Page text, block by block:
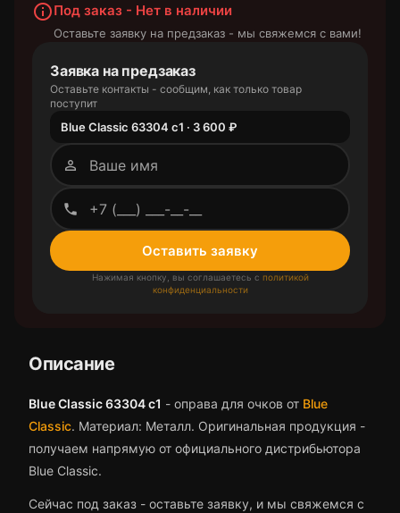
info_outlineПод заказ - Нет в наличии
Оставьте заявку на предзаказ - мы свяжемся с вами!
Заявка на предзаказ
Оставьте контакты - сообщим, как только товар
поступит
Blue Classic 63304 c1 · 3 600 ₽
person_outline
phone_outlined
Оставить заявку
Нажимая кнопку, вы соглашаетесь с политикой
конфиденциальности
Описание
Blue Classic 63304 c1 - оправа для очков от Blue
Classic. Материал: Металл. Оригинальная продукция -
получаем напрямую от официального дистрибьютора
Blue Classic.
Сейчас под заказ - оставьте заявку, и мы свяжемся с